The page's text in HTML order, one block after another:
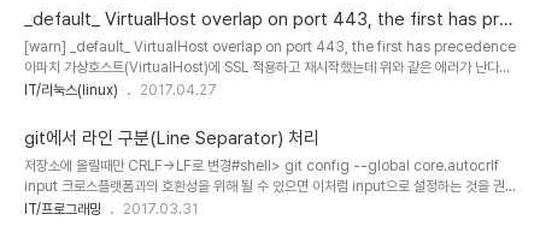
29111.tar.gz? -O snortrules-snapshot-29111.tar.gz
_default_ VirtualHost overlap on port 443, the first has pre
cedence 오류
[warn] _default_ VirtualHost overlap on port 443, the first has precedence
아파치 가상호스트(VirtualHost)에 SSL 적용하고 재시작했는데 위와 같은 에러가 난다면
NameVirtualHost *:443 을 추가해주면 해결된다. /etc/httpd/conf.d/ssl.conf 나
IT/리눅스(linux) 2017.04.27
git에서 라인 구분(Line Separator) 처리
저장소에 올릴때만 CRLF->LF로 변경#shell> git config --global core.autocrlf
input 크로스플랫폼과의 호환성을 위해 될 수 있으면 이처럼 input으로 설정하는 것을 권
장함저장소에 올릴때 CRLF->LF로 변경하고 내려받을때는 다시 LF->CRLF로 변경
IT/프로그래밍 2017.03.31